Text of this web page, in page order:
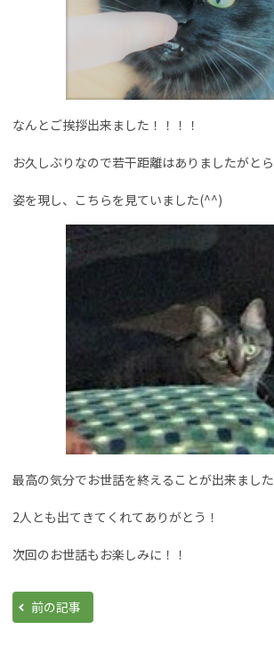
なんとご挨拶出来ました！！！！
お久しぶりなので若干距離はありましたがと
姿を現し、こちらを見ていました(^^)
最高の気分でお世話を終えることが出来ました
2人とも出てきてくれてありがとう！
次回のお世話もお楽しみに！！
前の記事